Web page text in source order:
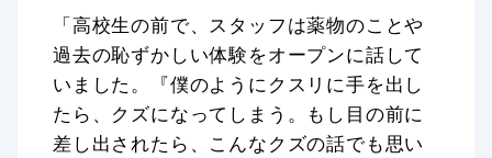
「高校生の前で、スタッフは薬物のことや
過去の恥ずかしい体験をオープンに話して
いました。『僕のようにクスリに手を出し
たら、クズになってしまう。もし目の前に
差し出されたら、こんなクズの話でも思い